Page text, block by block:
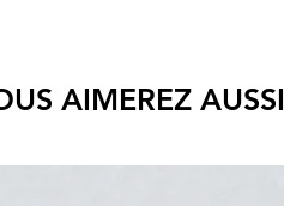
AIMEREZ AUSSI